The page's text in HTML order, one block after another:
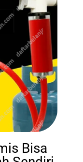
Bisa